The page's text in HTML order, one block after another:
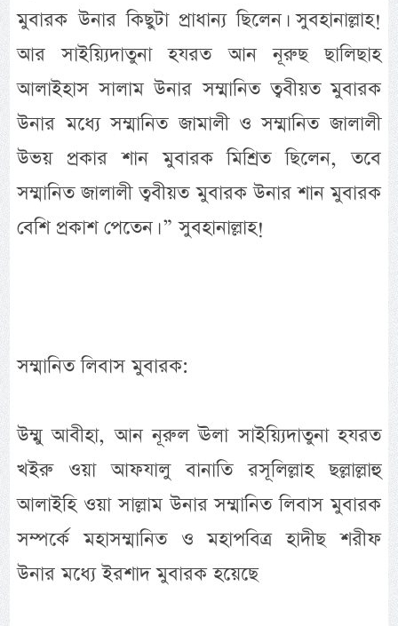
মুবারক উনার কিছুটা প্রাধান্য ছিলেন। সুবহানাল্লাহ!
আর সাইয়্যিদাতুনা হযরত আন নূরুছ ছালিছাহ
আলাইহাস সালাম উনার সম্মানিত ত্ববীয়ত মুবারক
উনার মধ্যে সম্মানিত জামালী ও সম্মানিত জালালী
উভয় প্রকার শান মুবারক মিশ্রিত ছিলেন, তবে
সম্মানিত জালালী ত্ববীয়ত মুবারক উনার শান মুবারক
বেশি প্রকাশ পেতেন। ” সুবহানাল্লাহ!
সম্মানিত লিবাস মুবারক:
উম্মু আবীহা, আন নূরুল ঊলা সাইয়্যিদাতুনা হযরত
খইরু ওয়া আফযালু বানাতি রসূলিল্লাহ ছল্লাল্লাহু
আলাইহি ওয়া সাল্লাম উনার সম্মানিত লিবাস মুবারক
সম্পর্কে মহাসম্মানিত ও মহাপবিত্র হাদীছ শরীফ
উনার মধ্যে ইরশাদ মুবারক হয়েছে